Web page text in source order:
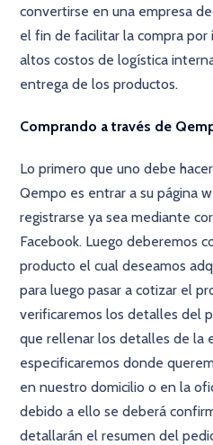
convertirse en una empresa
el fin de facilitar la compra
altos costos de logística
entrega de los productos.
Comprando a través de
Lo primero que uno debe
Qempo es entrar a su página
registrarse ya sea mediante
Facebook. Luego deberemos
producto el cual deseamos
para luego pasar a cotizar el
verificaremos los detalles del
que rellenar los detalles de la
especificaremos donde
en nuestro domicilio o en la
debido a ello se deberá
detallarán el resumen del